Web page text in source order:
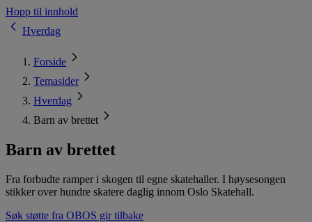
Hopp til innhold
Hverdag
Forside
Temasider
Hverdag
Barn av brettet
Barn av brettet
Fra forbudte ramper i skogen til egne skatehaller. I høysesongen
stikker over hundre skatere daglig innom Oslo Skatehall.
Søk støtte fra OBOS gir tilbake